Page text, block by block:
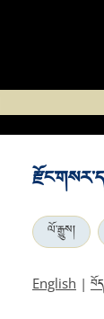
ལོ་རྒྱུས།
English |